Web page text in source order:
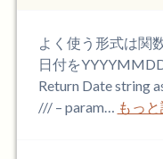
よく使う形式は関
日付を
Return Date string
/// – param… もっ